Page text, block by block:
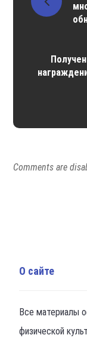
Comments are
О сайте
Все материалы
физической